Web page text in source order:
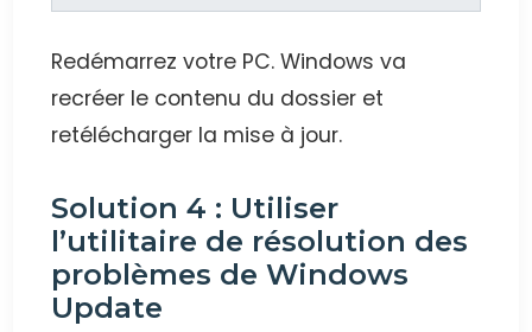
Redémarrez votre PC. Windows va
recréer le contenu du dossier et
retélécharger la mise à jour.
Solution 4 : Utiliser
l’utilitaire de résolution des
problèmes de Windows
Update